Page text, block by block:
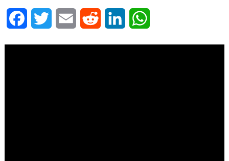
FacebookTwitter Email Reddit LinkedIn